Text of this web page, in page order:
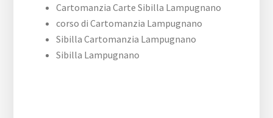
Cartomanzia Carte Sibilla Lampugnano
corso di Cartomanzia Lampugnano
Sibilla Cartomanzia Lampugnano
Sibilla Lampugnano